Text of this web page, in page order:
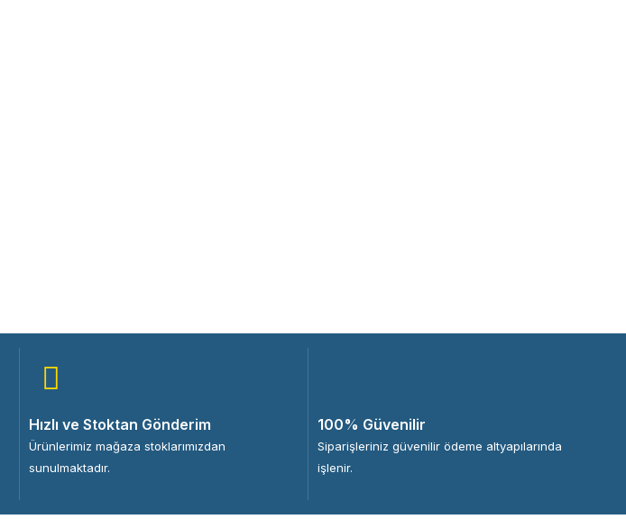
Hızlı ve Stoktan Gönderim
Ürünlerimiz mağaza stoklarımızdan
sunulmaktadır.
100% Güvenilir
Siparişleriniz güvenilir ödeme altyapılarında
işlenir.